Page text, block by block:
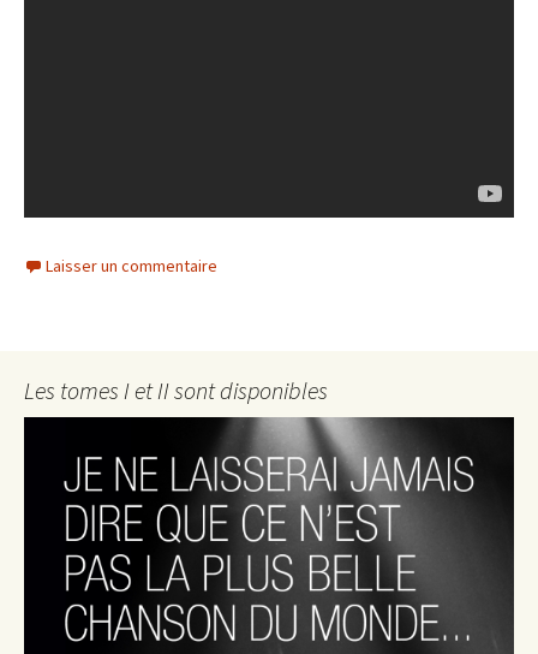
Laisser un commentaire
Les tomes I et II sont disponibles